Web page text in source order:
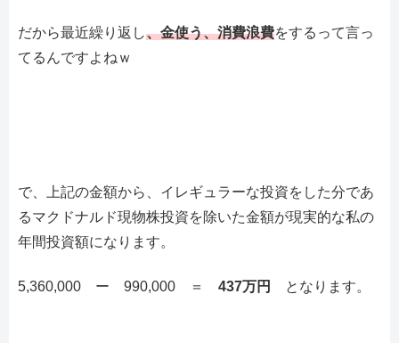
だから最近繰り返し、金使う、消費浪費をするって言っ
てるんですよねｗ
で、上記の金額から、イレギュラーな投資をした分であ
るマクドナルド現物株投資を除いた金額が現実的な私の
年間投資額になります。
5,360,000 ー 990,000 ＝ 437万円 となります。